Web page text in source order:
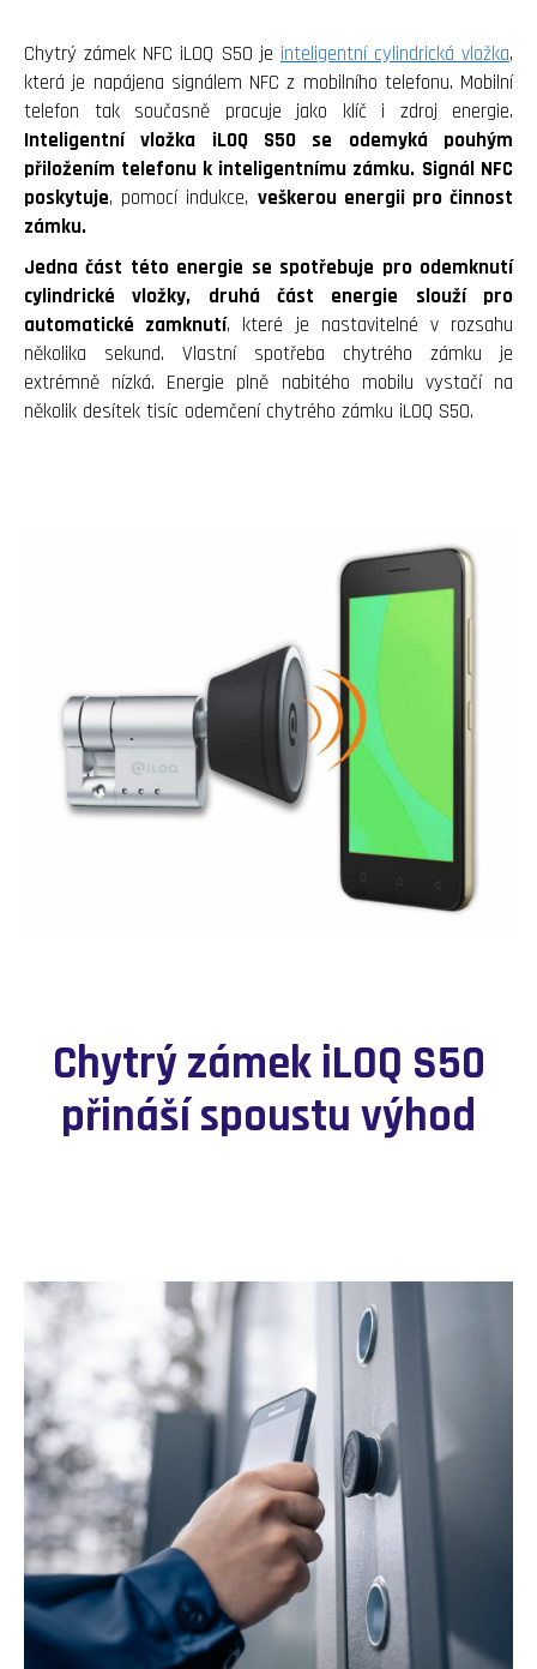
Chytrý zámek NFC iLOQ S50 je inteligentní cylindrická vložka,
která je napájena signálem NFC z mobilního telefonu. Mobilní
telefon tak současně pracuje jako klíč i zdroj energie.
Inteligentní vložka iLOQ S50 se odemyká pouhým
přiložením telefonu k inteligentnímu zámku. Signál NFC
poskytuje, pomocí indukce, veškerou energii pro činnost
zámku.
Jedna část této energie se spotřebuje pro odemknutí
cylindrické vložky, druhá část energie slouží pro
automatické zamknutí, které je nastavitelné v rozsahu
několika sekund. Vlastní spotřeba chytrého zámku je
extrémně nízká. Energie plně nabitého mobilu vystačí na
několik desítek tisíc odemčení chytrého zámku iLOQ S50.
Chytrý zámek iLOQ S50
přináší spoustu výhod